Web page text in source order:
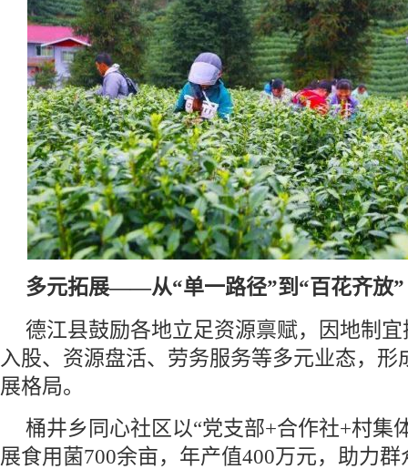
多元拓展——从“单一路径”到“百花齐放”
德江县鼓励各地立足资源禀赋，因地制
入股、资源盘活、劳务服务等多元业态，形
展格局。
桶井乡同心社区以“党支部+合作社+村集
展食用菌700余亩，年产值400万元，助力